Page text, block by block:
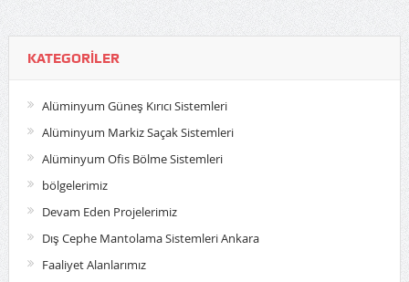
KATEGORILER
Alüminyum Güneş Kırıcı Sistemleri
Alüminyum Markiz Saçak Sistemleri
Alüminyum Ofis Bölme Sistemleri
bölgelerimiz
Devam Eden Projelerimiz
Dış Cephe Mantolama Sistemleri Ankara
Faaliyet Alanlarımız